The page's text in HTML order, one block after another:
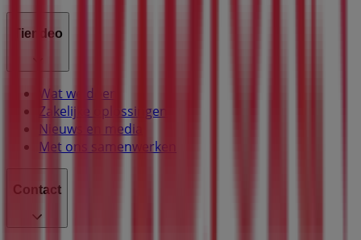
Tiendeo
Wat we doen
Zakelijke oplossingen
Nieuws en media
Met ons samenwerken
Contact